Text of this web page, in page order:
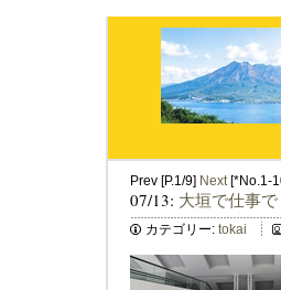
Prev [P.1/9] Next[*No.1-
07/13: 大垣で仕事で
カテゴリー: tokai